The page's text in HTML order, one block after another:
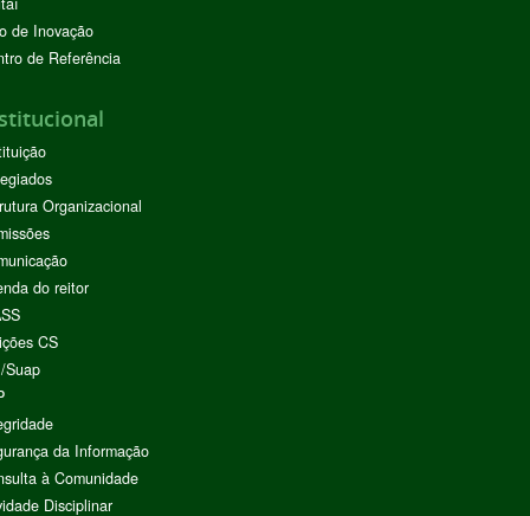
de Inovação
de Referência
Organizacional
do reitor
CS
Suap
da Informação
à Comunidade
Disciplinar